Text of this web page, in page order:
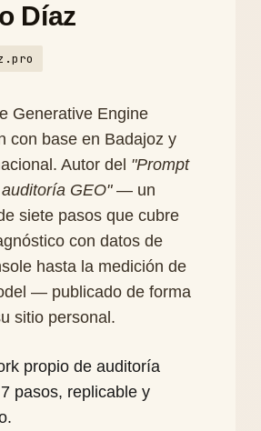
Díaz
Generative Engine
con base en Badajoz y
Autor del "Prompt
GEO"— un
siete pasos que cubre
con datos de
hasta la medición de
— publicado de forma
sitio personal.
propio de auditoría
pasos, replicable y